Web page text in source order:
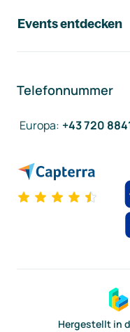
Events entdecken
Telefonnummer
Europa: +43 720
Hergestellt in